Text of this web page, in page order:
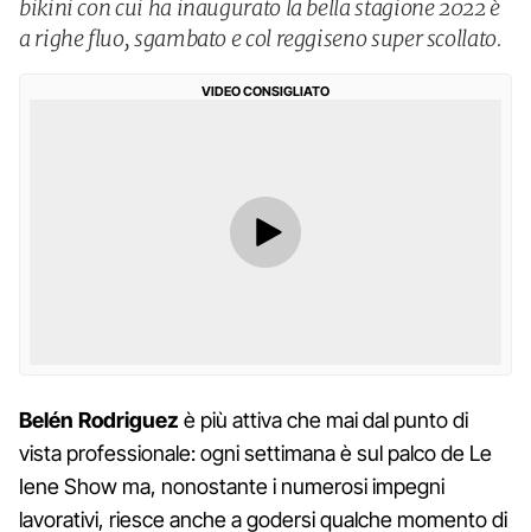
bikini con cui ha inaugurato la bella stagione 2022 è
a righe fluo, sgambato e col reggiseno super scollato.
VIDEO CONSIGLIATO
Belén Rodriguez è più attiva che mai dal punto di
vista professionale: ogni settimana è sul palco de Le
Iene Show ma, nonostante i numerosi impegni
lavorativi, riesce anche a godersi qualche momento di